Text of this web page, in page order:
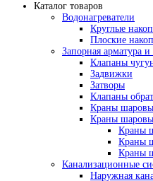
Каталог товаров
Водонагреватели
Круглые
Плоские
Запорная арматура
Клапаны
Задвижки
Затворы
Клапаны
Краны
Краны
Краны
Краны
Краны
Канализационные
Наружная